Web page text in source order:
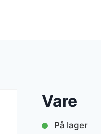
Vare
På lager